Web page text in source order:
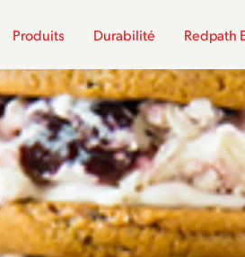
Produits Durabilité Redpath